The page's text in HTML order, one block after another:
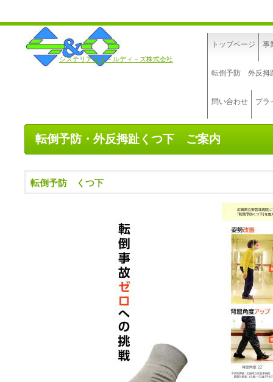
システリア＆オ－ルディ－ズ株式会社
転倒予防・外反拇趾くつ下 ご案内
転倒予防 くつ下
トップページ 事
転倒予防 外反拇
問い合わせ プラ